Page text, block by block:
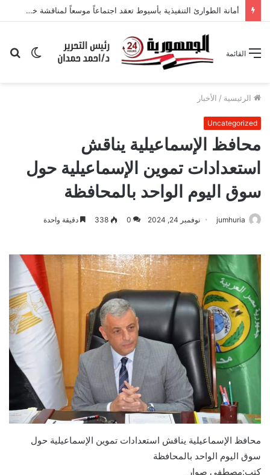
أمانة الطوارئ التنفيذية بأسيوط تعقد اجتماعاً موسعاً لمناقشة خطة المرحلة المقبلة وتعزيز الشراكات الاستراتيجية
الوضع
القائمة
الرئيسية / الأخبار
Uncategorized
محافظ الإسماعيلية يناقش
استعدادات تموين الإسماعيلية حول
سوق اليوم الواحد بالمحافظة
jumhuria نوفمبر 24, 2024 0
338 دقيقة واحدة
محافظ الإسماعيلية يناقش استعدادات تموين الإسماعيلية حول
سوق اليوم الواحد بالمحافظة
كتب:مصطفى صوار